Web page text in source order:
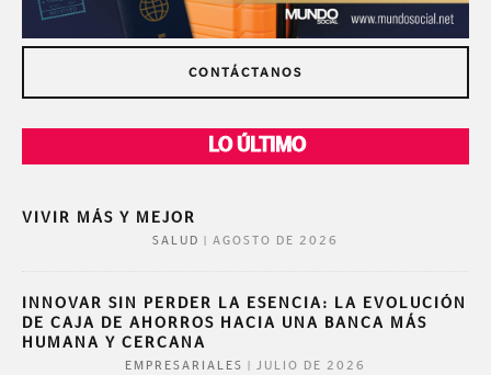
CONTÁCTANOS
LO ÚLTIMO
VIVIR MÁS Y MEJOR
SALUD AGOSTO DE 2026
INNOVAR SIN PERDER LA ESENCIA: LA EVOLUCIÓN
DE CAJA DE AHORROS HACIA UNA BANCA MÁS
HUMANA Y CERCANA
EMPRESARIALES JULIO DE 2026